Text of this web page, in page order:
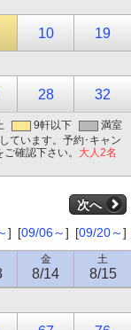
10 19
28 32
9軒以下
満室
ています。予約･キャン
確認下さい。 大人2名
次へ
] [09/06～] [09/20～]
金
8/14
土
8/15